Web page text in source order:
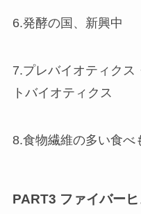
6.発酵の国、新興中
7.プレバイオティクス
トバイオティクス
8.食物繊維の多い食べ
PART3 ファイバー